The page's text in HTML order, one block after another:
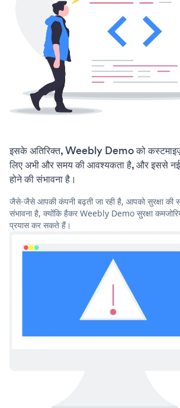
इसके अतिरिक्त, Weebly Demo को
लिए अभी और समय की आवश्यकता है, और इससे नई
होने की संभावना है।
जैसे-जैसे आपकी कंपनी बढ़ती जा रही है, आपको सुरक्षा की
संभावना है, क्योंकि हैकर Weebly Demo सुरक्षा
प्रयास कर सकते हैं।